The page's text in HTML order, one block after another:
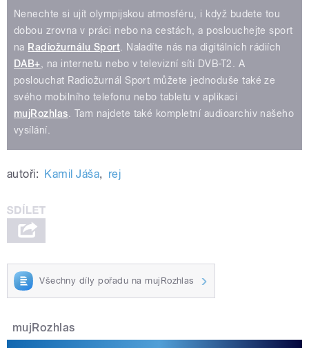
Nenechte si ujít olympijskou atmosféru, i když budete tou
dobou zrovna v práci nebo na cestách, a poslouchejte sport
na Radiožurnálu Sport . Naladíte nás na digitálních rádiích
DAB+ , na internetu nebo v televizní síti DVB-T2. A
poslouchat Radiožurnál Sport můžete jednoduše také ze
svého mobilního telefonu nebo tabletu v aplikaci
mujRozhlas . Tam najdete také kompletní audioarchiv našeho
vysílání.
autoři: Kamil Jáša, rej
Všechny díly pořadu na mujRozhlas
mujRozhlas